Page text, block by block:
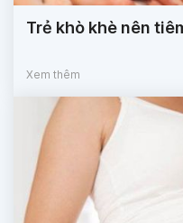
Trẻ khò khè nên
Xem thêm